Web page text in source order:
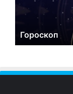
Гороскоп